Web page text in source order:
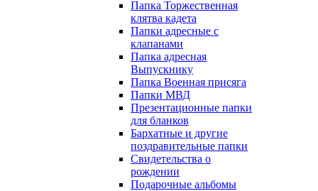
Папка Торжественная
клятва кадета
Папки адресные с
клапанами
Папка адресная
Выпускнику
Папка Военная присяга
Папки МВД
Презентационные папки
для бланков
Бархатные и другие
поздравительные папки
Свидетельства о
рождении
Подарочные альбомы